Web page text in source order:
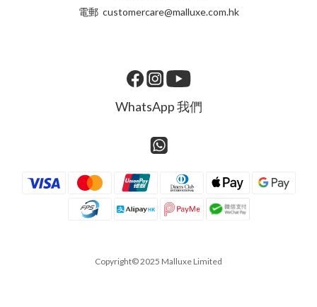
電郵 customercare@malluxe.com.hk
WhatsApp 我們
Copyright© 2025 Malluxe Limited